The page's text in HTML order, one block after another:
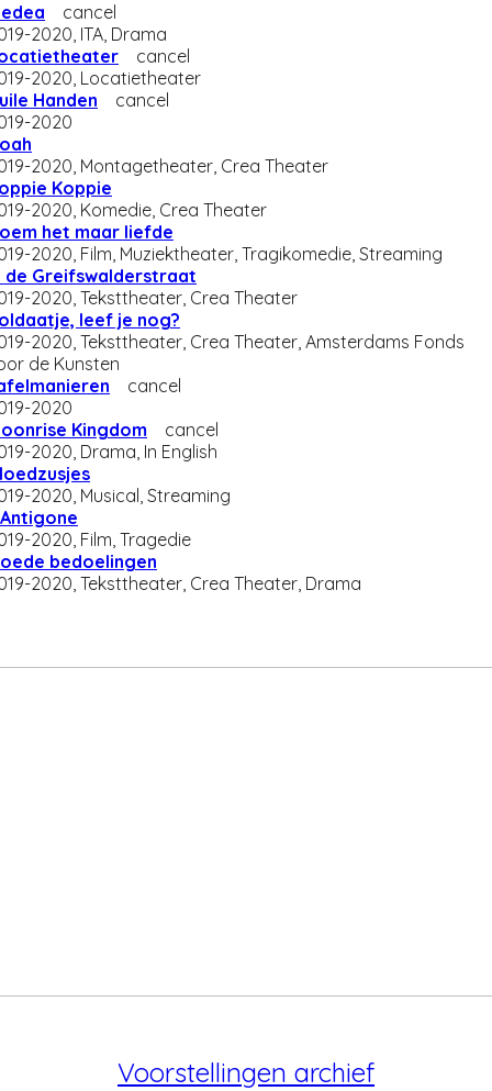
cancel
2020, ITA, Drama
cancel
2020, Locatietheater
Handen
cancel
2020
2020, Montagetheater, Crea Theater
Koppie
2020, Komedie, Crea Theater
het maar liefde
2020, Film, Muziektheater, Tragikomedie, Streaming
de Greifswalderstraat
2020, Teksttheater, Crea Theater
leef je nog?
2020, Teksttheater, Crea Theater, Amsterdams Fonds
de Kunsten
cancel
2020
Kingdom
cancel
2020, Drama, In English
2020, Musical, Streaming
2020, Film, Tragedie
bedoelingen
2020, Teksttheater, Crea Theater, Drama
Voorstellingen archief